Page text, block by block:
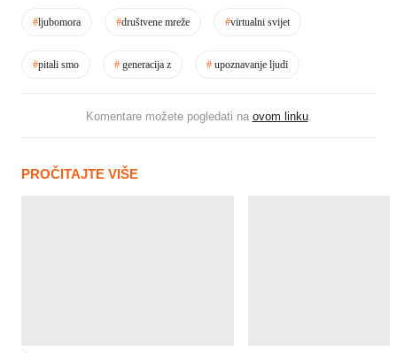
#ljubomora #društvene mreže #virtualni svijet
#pitali smo # generacija z # upoznavanje ljudi
Komentare možete pogledati na ovom linku.
PROČITAJTE VIŠE